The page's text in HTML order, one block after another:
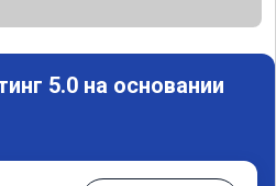
5.0 на основании